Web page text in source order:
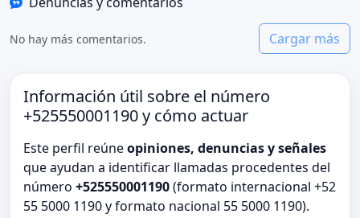
No hay más comentarios. Cargar más
Información útil sobre el número
+525550001190 y cómo actuar
Este perfil reúneopiniones, denuncias y señales
que ayudan a identificar llamadas procedentes del
número +525550001190(formato internacional +52
55 5000 1190 y formato nacional 55 5000 1190).